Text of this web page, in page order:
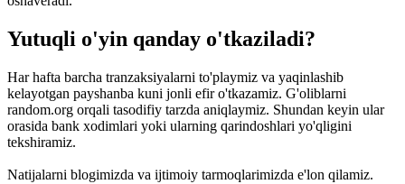
Yutuqli o'yin qanday o'tkaziladi?
Har hafta barcha tranzaksiyalarni to'playmiz va yaqinlashib
kelayotgan payshanba kuni jonli efir o'tkazamiz. G'oliblarni
random.org orqali tasodifiy tarzda aniqlaymiz. Shundan keyin ular
orasida bank xodimlari yoki ularning qarindoshlari yo'qligini
tekshiramiz.
Natijalarni blogimizda va ijtimoiy tarmoqlarimizda e'lon qilamiz.